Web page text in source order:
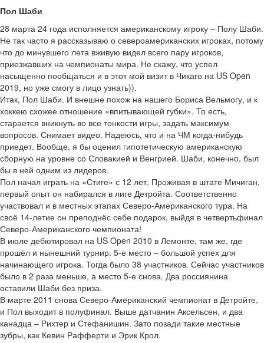
Пол Шаби
28 марта 24 года исполняется американскому игроку – Полу Шаби.
Не так часто я рассказываю о североамериканских игроках, потому
что до минувшего лета вживую видел всего пару игроков,
приезжавших на чемпионаты мира. Не скажу, что успел
насыщенно пообщаться и в этот мой визит в Чикаго на US Open
2019, но уже смогу в лицо узнать)).
Итак, Пол Шаби. И внешне похож на нашего Бориса Вельмогу, и к
хоккею схожее отношение «впитывающей губки». То есть,
старается вникнуть во все тонкости игры, задать максимум
вопросов. Снимает видео. Надеюсь, что и на ЧМ когда-нибудь
приедет. Вообще, я бы оценил гипотетическую американскую
сборную на уровне со Словакией и Венгрией. Шаби, конечно, был
бы в ней одним из лидеров.
Пол начал играть на «Стиге» с 12 лет. Проживая в штате Мичиган,
первый опыт он набирался в лиге Детройта. Соответственно
участвовал и в местных этапах Северо-Американского тура. На
своё 14-летие он преподнёс себе подарок, выйдя в четвертьфинал
Северо-Американского чемпионата!
В июле дебютировал на US Open 2010 в Лемонте, там же, где
прошёл и нынешний турнир. 5-е место – большой успех для
начинающего игрока. Тогда было 38 участников. Сейчас участников
было в 2 раза меньше, а место 5-е снова. Два россиянина
оставили Шаби без приза.
В марте 2011 снова Северо-Американский чемпионат в Детройте,
и Пол выходит в полуфинал. Выше датчанин Аксельсен, и два
канадца – Рихтер и Стефанишин. Зато позади такие местные
зубры, как Кевин Рафферти и Эрик Крол.